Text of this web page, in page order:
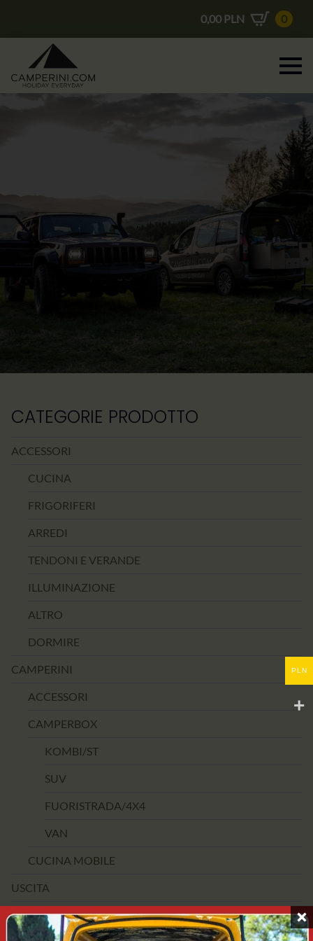
0,00 PLN 0
CATEGORIE PRODOTTO
ACCESSORI
CUCINA
FRIGORIFERI
ARREDI
TENDONI E VERANDE
ILLUMINAZIONE
ALTRO
DORMIRE
CAMPERINI
ACCESSORI
CAMPERBOX
KOMBI/ST
SUV
FUORISTRADA/4X4
VAN
CUCINA MOBILE
USCITA
FASCIA DI PREZZO
PLN